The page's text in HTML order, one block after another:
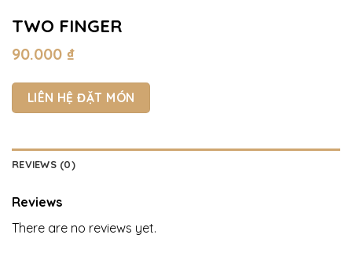
TWO FINGER
90.000 ₫
LIÊN HỆ ĐẶT MÓN
REVIEWS (0)
Reviews
There are no reviews yet.